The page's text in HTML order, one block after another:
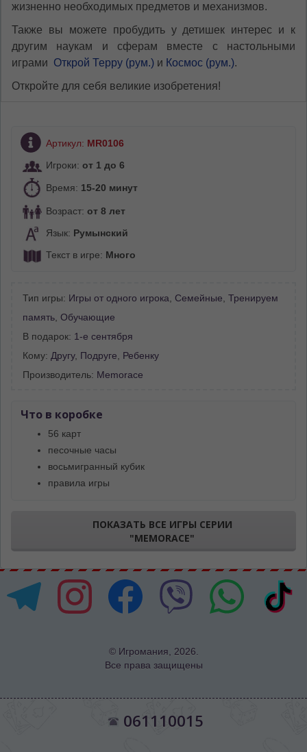
жизненно необходимых предметов и механизмов.
Также вы можете пробудить у детишек интерес и к
другим наукам и сферам вместе с настольными
играми Открой Терру (рум.) и Космос (рум.).
Откройте для себя великие изобретения!
Артикул: MR0106
Игроки: от 1 до 6
Время: 15-20 минут
Возраст: от 8 лет
Язык: Румынский
Текст в игре: Много
Тип игры: Игры от одного игрока, Семейные, Тренируем
память, Обучающие
В подарок: 1-е сентября
Кому: Другу, Подруге, Ребенку
Производитель: Memorace
Что в коробке
56 карт
песочные часы
восьмигранный кубик
правила игры
ПОКАЗАТЬ ВСЕ ИГРЫ СЕРИИ
"MEMORACE"
© Игромания, 2026.
Все права защищены
061110015